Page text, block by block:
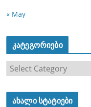
« May
კატეგორიები
ტ
ახალი სტატიები